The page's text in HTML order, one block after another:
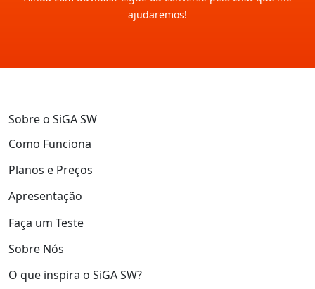
ajudaremos!
Sobre o SiGA SW
Como Funciona
Planos e Preços
Apresentação
Faça um Teste
Sobre Nós
O que inspira o SiGA SW?